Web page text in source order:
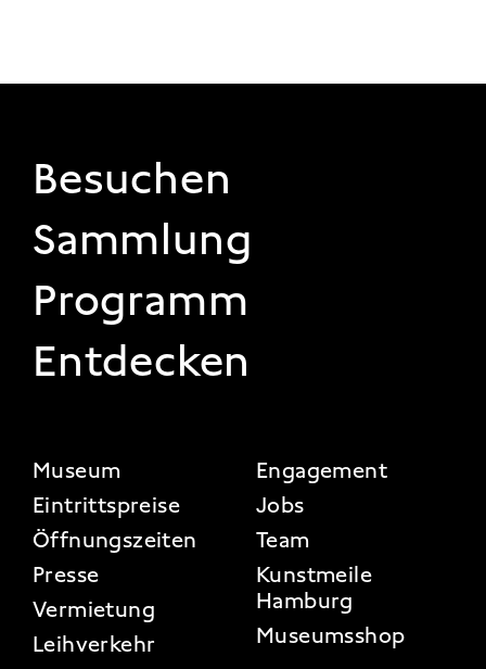
FOOTER 1
Besuchen
Sammlung
Programm
Entdecken
FOOTER 2
Museum
Eintrittspreise
Öffnungszeiten
Presse
Vermietung
Leihverkehr
Engagement
Jobs
Team
Kunstmeile
Hamburg
Museumsshop